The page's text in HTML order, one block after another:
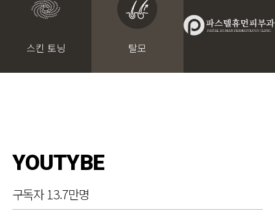
스킨 토닝 탈모
YOUTYBE
구독자 13.7만명